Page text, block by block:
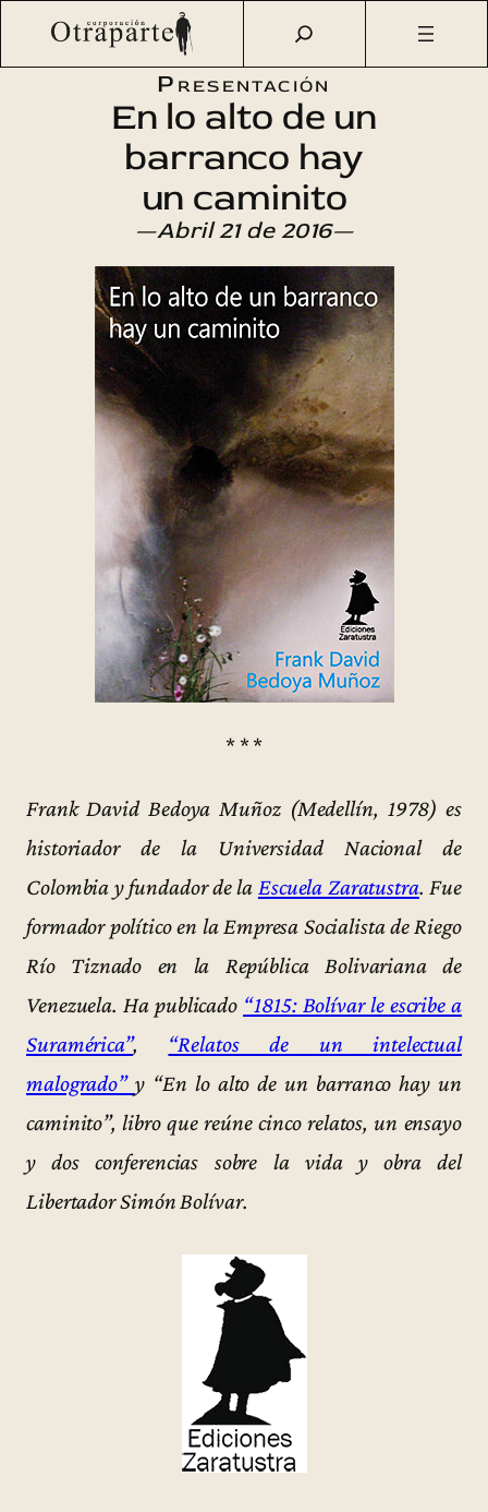
Saltar
Otraparte.org/ Agenda Cultural Literatura
En lo alto de
un barranco hay un caminito
Presentación
En lo alto de un
barranco hay
un caminito
—Abril 21 de 2016—
* * *
Frank David Bedoya Muñoz (Medellín, 1978) es
historiador de la Universidad Nacional de
Colombia y fundador de la Escuela Zaratustra. Fue
formador político en la Empresa Socialista de Riego
Río Tiznado en la República Bolivariana de
Venezuela. Ha publicado “1815: Bolívar le escribe a
Suramérica”, “Relatos de un intelectual
malogrado”y “En lo alto de un barranco hay un
caminito”, libro que reúne cinco relatos, un ensayo
y dos conferencias sobre la vida y obra del
Libertador Simón Bolívar.